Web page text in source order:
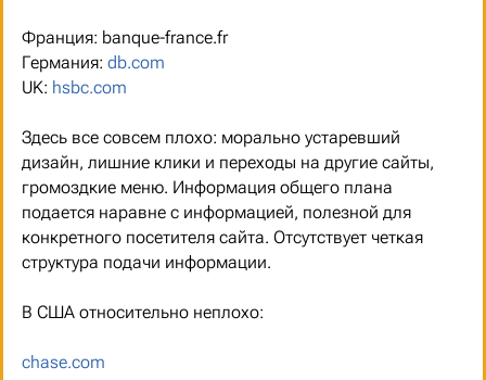
Франция: banque-france.fr
Германия: db.com
UK: hsbc.com
Здесь все совсем плохо: морально устаревший
дизайн, лишние клики и переходы на другие сайты,
громоздкие меню. Информация общего плана
подается наравне с информацией, полезной для
конкретного посетителя сайта. Отсутствует четкая
структура подачи информации.
В США относительно неплохо:
chase.com